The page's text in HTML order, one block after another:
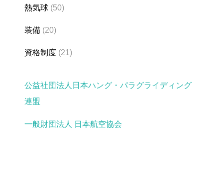
熱気球 (50)
装備 (20)
資格制度 (21)
公益社団法人日本ハング・パラグライディング
連盟
一般財団法人 日本航空協会